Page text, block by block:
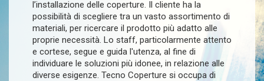
l’installazione delle coperture. Il cliente ha la
possibilità di scegliere tra un vasto assortimento di
materiali, per ricercare il prodotto più adatto alle
proprie necessità. Lo staff, particolarmente attento
e cortese, segue e guida l'utenza, al fine di
individuare le soluzioni più idonee, in relazione alle
diverse esigenze. Tecno Coperture si occupa di